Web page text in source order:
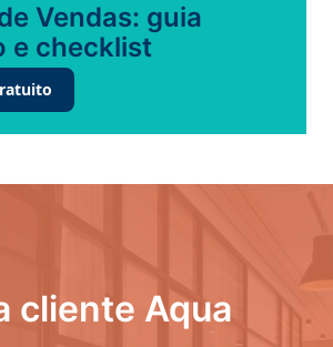
Vendas: guia
e checklist
cliente Aqua